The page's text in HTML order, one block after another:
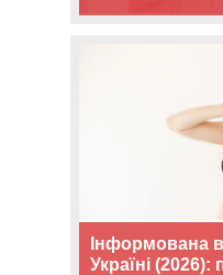
Інформована
Україні (2026):